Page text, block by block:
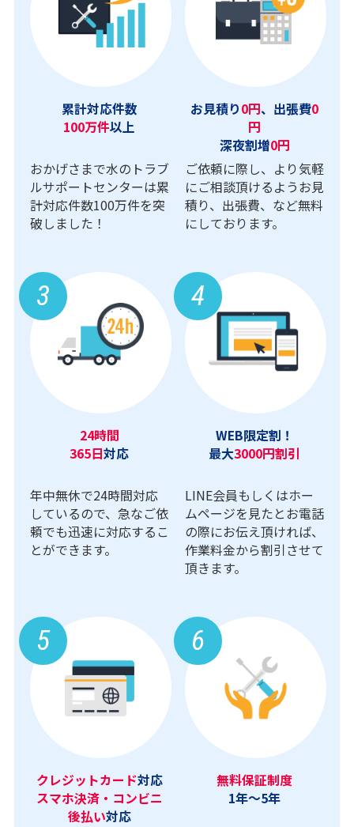
累計対応件数
100万件以上
おかげさまで水のトラブ
ルサポートセンターは累
計対応件数100万件を突
破しました！
お見積り0円、出張費0
円
深夜割増0円
ご依頼に際し、より気軽
にご相談頂けるようお見
積り、出張費、など無料
にしております。
3
24時間
365日対応
年中無休で24時間対応
しているので、急なご依
頼でも迅速に対応するこ
とができます。
4
WEB限定割！
最大3000円割引
LINE会員もしくはホー
ムページを見たとお電話
の際にお伝え頂ければ、
作業料金から割引させて
頂きます。
5
クレジットカード対応
スマホ決済・コンビニ
後払い対応
6
無料保証制度
1年～5年